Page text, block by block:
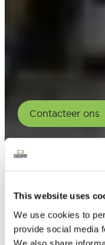
This website uses
We use cookies to
provide social media
We also share
Contacteer ons